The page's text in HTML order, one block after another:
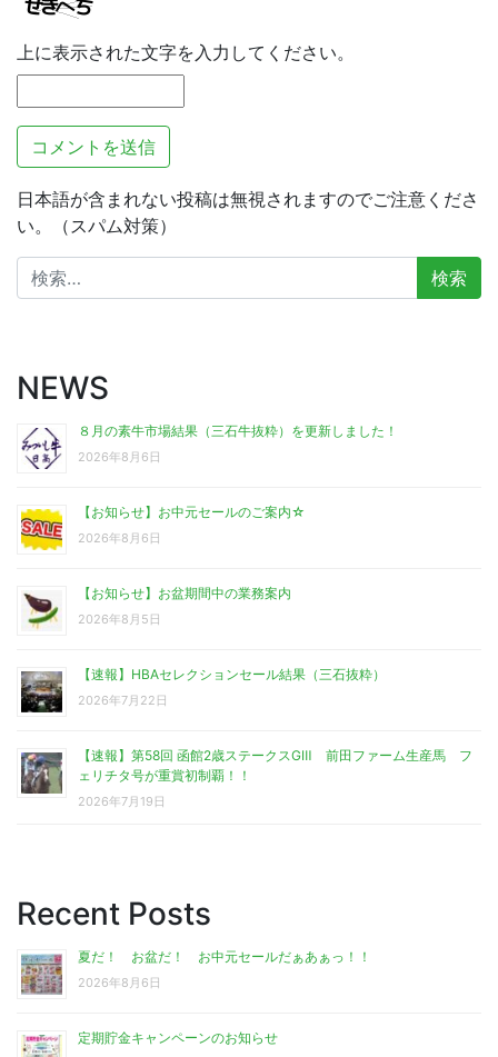
上に表示された文字を入力してください。
日本語が含まれない投稿は無視されますのでご注意くださ
い。（スパム対策）
検
索:
NEWS
８月の素牛市場結果（三石牛抜粋）を更新しました！
2026年8月6日
【お知らせ】お中元セールのご案内☆
2026年8月6日
【お知らせ】お盆期間中の業務案内
2026年8月5日
【速報】HBAセレクションセール結果（三石抜粋）
2026年7月22日
【速報】第58回 函館2歳ステークスGⅢ 前田ファーム生産馬 フ
ェリチタ号が重賞初制覇！！
2026年7月19日
Recent Posts
夏だ！ お盆だ！ お中元セールだぁあぁっ！！
2026年8月6日
定期貯金キャンペーンのお知らせ